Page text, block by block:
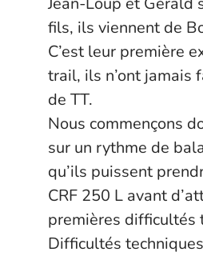
fils, ils viennent de
C’est leur première
trail, ils n’ont jamais
de TT.
Nous commençons
sur un rythme de
qu’ils puissent
CRF 250 L avant
premières difficultés
Difficultés